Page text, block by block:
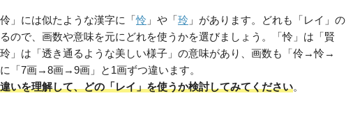
」には似たような漢字に「怜 」や「玲 」があります。どれも「レイ」の
ので、画数や意味を元にどれを使うかを選びましょう。「怜」は「賢
」は「透き通るような美しい様子」の意味があり、画数も「伶→怜→
「7画→8画→9画」と1画ずつ違います。
違いを理解して、どの「レイ」を使うか検討してみてください。